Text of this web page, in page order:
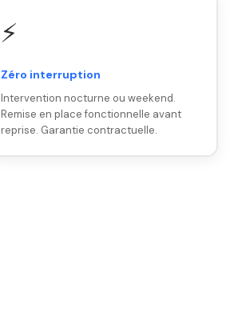
⚡
Zéro interruption
Intervention nocturne ou weekend.
Remise en place fonctionnelle avant
reprise. Garantie contractuelle.